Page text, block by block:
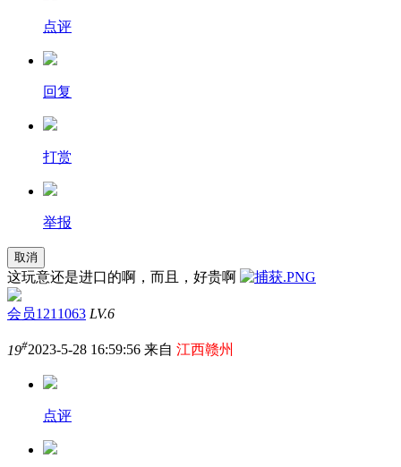
点评
回复
打赏
举报
取消
这玩意还是进口的啊，而且，好贵啊
会员1211063 LV.6
19#2023-5-28 16:59:56 来自 江西赣州
点评